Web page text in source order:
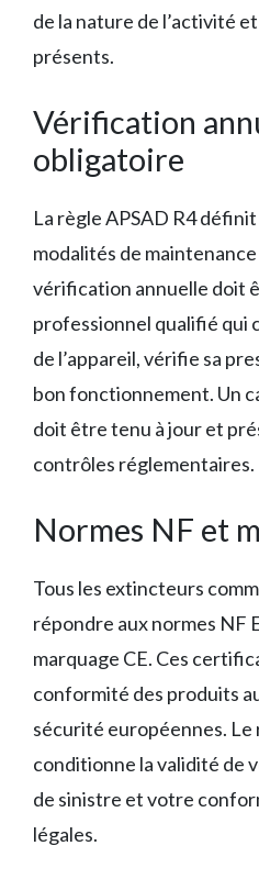
de la nature de l’activité
présents.
Vérification
obligatoire
La règle APSAD R4
modalités de
vérification annuelle doit
professionnel qualifié qui
de l’appareil, vérifie sa
bon fonctionnement. Un
doit être tenu à jour et
contrôles réglementaires.
Normes NF et
Tous les extincteurs
répondre aux normes NF
marquage CE. Ces
conformité des produits
sécurité européennes. Le
conditionne la validité de
de sinistre et votre
légales.